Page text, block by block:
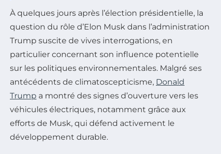
À quelques jours après l’élection présidentielle, la
question du rôle d’Elon Musk dans l’administration
Trump suscite de vives interrogations, en
particulier concernant son influence potentielle
sur les politiques environnementales. Malgré ses
antécédents de climatoscepticisme, Donald
Trump a montré des signes d’ouverture vers les
véhicules électriques, notamment grâce aux
efforts de Musk, qui défend activement le
développement durable.